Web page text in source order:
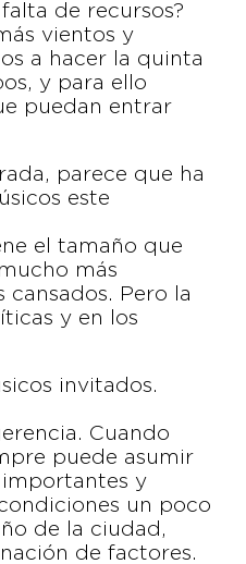
de recursos?
vientos y
a hacer la quinta
y para ello
puedan entrar
parece que ha
este
el tamaño que
más
Pero la
y en los
invitados.
Cuando
puede asumir
importantes y
un poco
de la ciudad,
de factores.